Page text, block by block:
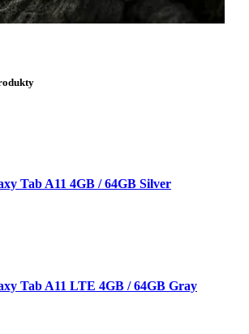
Tab A11 4GB / 64GB Silver
Tab A11 LTE 4GB / 64GB Gray